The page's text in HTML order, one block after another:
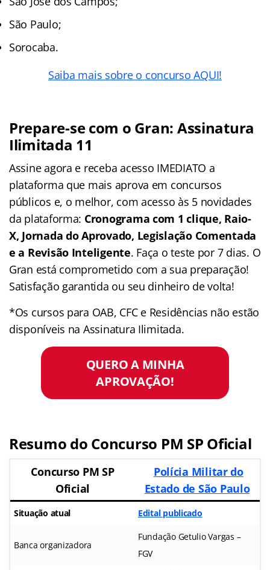
São Paulo;
Sorocaba.
Saiba mais sobre o concurso AQUI!
Prepare-se com o Gran: Assinatura
Ilimitada 11
Assine agora e receba acesso IMEDIATO a
plataforma que mais aprova em concursos
públicos e, o melhor, com acesso às 5 novidades
da plataforma: Cronograma com 1 clique, Raio-
X, Jornada do Aprovado, Legislação Comentada
e a Revisão Inteligente. Faça o teste por 7 dias. O
Gran está comprometido com a sua preparação!
Satisfação garantida ou seu dinheiro de volta!
*Os cursos para OAB, CFC e Residências não estão
disponíveis na Assinatura Ilimitada.
QUERO A MINHA
APROVAÇÃO!
Resumo do Concurso PM SP Oficial
Concurso PM SP
Oficial
Polícia Militar do
Estado de São Paulo
Situação atual Edital publicado
Banca organizadora
Fundação Getulio Vargas –
FGV